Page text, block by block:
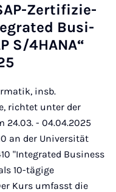
Zer­ti­fi­zie­
Busi­
S/4HA­NA“
insb.
richtet unter der
24.03. - 04.04.2025
an der Universität
"Integrated Business
10-tägige
Kurs umfasst die